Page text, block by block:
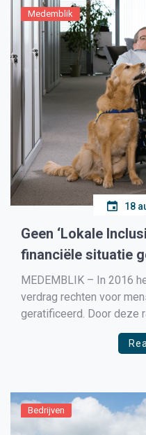
Medemblik
18
Geen ‘Lokale
financiële situatie
MEDEMBLIK – In 2016
verdrag rechten voor
geratificeerd. Door deze
toegevoegd aan de
om in periodieke
Bedrijven